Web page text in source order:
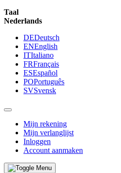
Taal
Nederlands
DEDeutsch
ENEnglish
ITItaliano
FRFrançais
ESEspañol
POPortuguês
SVSvensk
Mijn rekening
Mijn verlanglijst
Inloggen
Account aanmaken